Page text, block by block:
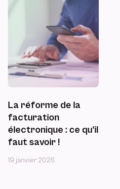
La réforme de la
facturation
électronique : ce qu’il
faut savoir !
19 janvier 2026